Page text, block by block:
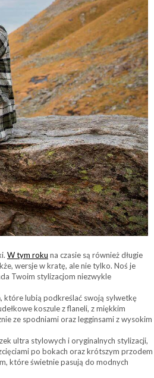
W tym roku na czasie są również długie
wersje w kratę, ale nie tylko. Noś je
Twoim stylizacjom niezwykle
które lubią podkreślać swoją sylwetkę
koszule z flaneli, z miękkim
ze spodniami oraz legginsami z wysokim
ultra stylowych i oryginalnych stylizacji,
po bokach oraz krótszym przodem
które świetnie pasują do modnych